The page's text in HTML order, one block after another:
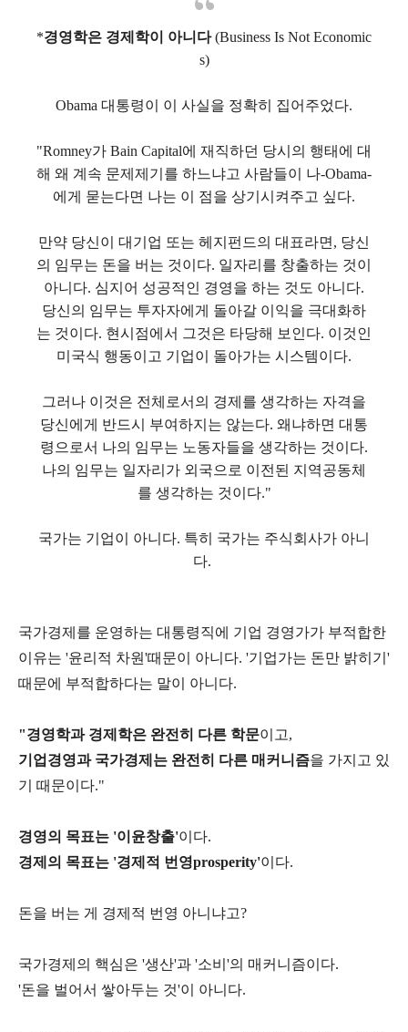
*경영학은 경제학이 아니다(Business Is Not Economic
s)
Obama 대통령이 이 사실을 정확히 집어주었다.
"Romney가 Bain Capital에 재직하던 당시의 행태에 대
해 왜 계속 문제제기를 하느냐고 사람들이 나-Obama-
에게 묻는다면 나는 이 점을 상기시켜주고 싶다.
만약 당신이 대기업 또는 헤지펀드의 대표라면, 당신
의 임무는 돈을 버는 것이다. 일자리를 창출하는 것이
아니다. 심지어 성공적인 경영을 하는 것도 아니다.
당신의 임무는 투자자에게 돌아갈 이익을 극대화하
는 것이다. 현시점에서 그것은 타당해 보인다. 이것인
미국식 행동이고 기업이 돌아가는 시스템이다.
그러나 이것은 전체로서의 경제를 생각하는 자격을
당신에게 반드시 부여하지는 않는다. 왜냐하면 대통
령으로서 나의 임무는 노동자들을 생각하는 것이다.
나의 임무는 일자리가 외국으로 이전된 지역공동체
를 생각하는 것이다."
국가는 기업이 아니다. 특히 국가는 주식회사가 아니
다.
국가경제를 운영하는 대통령직에 기업 경영가가 부적합한
이유는 '윤리적 차원'때문이 아니다. '기업가는 돈만 밝히기'
때문에 부적합하다는 말이 아니다.
"경영학과 경제학은 완전히 다른 학문이고,
기업경영과 국가경제는 완전히 다른 매커니즘을 가지고 있
기 때문이다."
경영의 목표는 '이윤창출'이다.
경제의 목표는 '경제적 번영prosperity'이다.
돈을 버는 게 경제적 번영 아니냐고?
국가경제의 핵심은 '생산'과 '소비'의 매커니즘이다.
'돈을 벌어서 쌓아두는 것'이 아니다.